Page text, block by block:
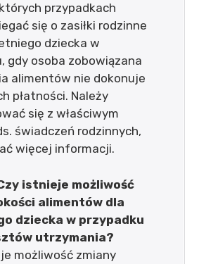
przypadkach
się o zasiłki rodzinne
dziecka w
gdy osoba zobowiązana
alimentów nie dokonuje
płatności. Należy
się z właściwym
świadczeń rodzinnych,
więcej informacji.
istnieje możliwość
alimentów dla
dziecka w przypadku
utrzymania?
możliwość zmiany